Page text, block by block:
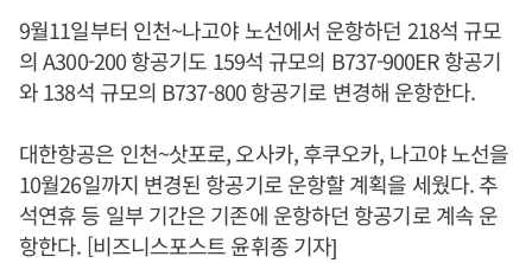
9월11일부터 인천~나고야 노선에서 운항하던 218석 규모
의 A300-200 항공기도 159석 규모의 B737-900ER 항공기
와 138석 규모의 B737-800 항공기로 변경해 운항한다.
대한항공은 인천~삿포로, 오사카, 후쿠오카, 나고야 노선을
10월26일까지 변경된 항공기로 운항할 계획을 세웠다. 추
석연휴 등 일부 기간은 기존에 운항하던 항공기로 계속 운
항한다. [비즈니스포스트 윤휘종 기자]